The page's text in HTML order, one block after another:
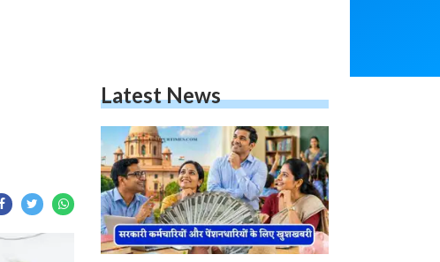
Latest News